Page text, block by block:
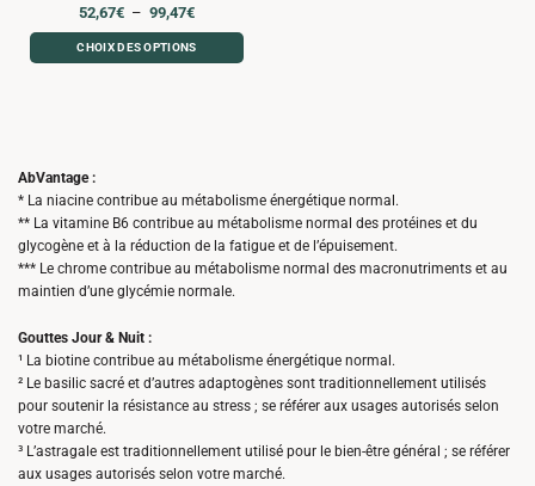
Note4.71
sur 5
52,67€ – 99,47€Plage
prix :
52,67€
à
CHOIX DES OPTIONS
Les
options
peuvent
être
choisies
la
page
du
produit
AbVantage :
* La niacine contribue au métabolisme énergétique normal.
** La vitamine B6 contribue au métabolisme normal des protéines et du
glycogène et à la réduction de la fatigue et de l’épuisement.
*** Le chrome contribue au métabolisme normal des macronutriments et au
maintien d’une glycémie normale.
Gouttes Jour & Nuit :
¹ La biotine contribue au métabolisme énergétique normal.
² Le basilic sacré et d’autres adaptogènes sont traditionnellement utilisés
pour soutenir la résistance au stress ; se référer aux usages autorisés selon
votre marché.
³ L’astragale est traditionnellement utilisé pour le bien-être général ; se référer
aux usages autorisés selon votre marché.